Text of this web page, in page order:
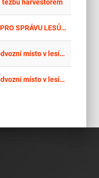
těžbu harvestorem
ODBORNÝ LESNÍ HOSPODÁŘ PRO SPRÁVU LESŮ VE VLASTNICTVÍ OBCE KÁJOV
Těžba dříví a přibližování na odvozní místo v lesích města Město Albrechtice 2026
Těžba dříví a přibližování na odvozní místo v lesích města Město Albrechtice 2026